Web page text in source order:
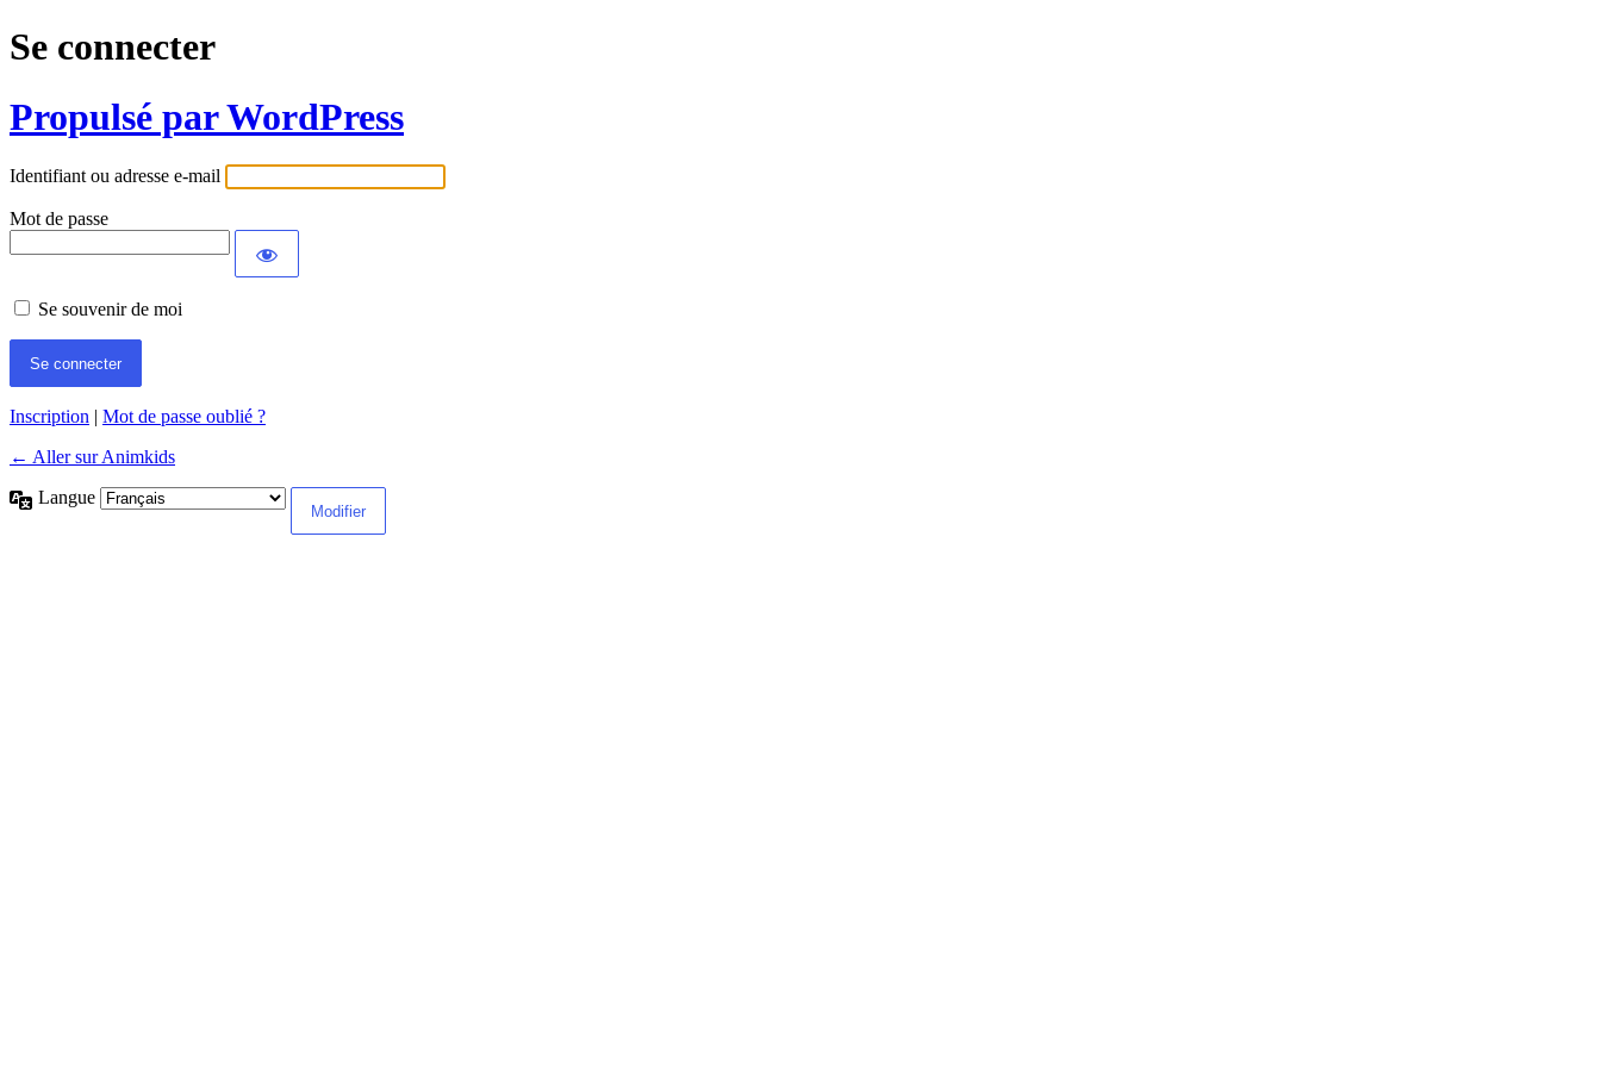
Se connecter
Propulsé par WordPress
Identifiant ou adresse e-mail
Mot de passe
Se souvenir de moi
Inscription | Mot de passe oublié ?
← Aller sur Animkids
Langue